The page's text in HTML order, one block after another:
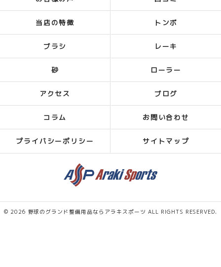
当店の特徴 トンボ
ブラシ レーキ
砂 ローラー
アクセス ブログ
コラム お問い合わせ
プライバシーポリシー サイトマップ
© 2026 野球のグランド整備用品ならアラキスポーツ ALL RIGHTS RESERVED.